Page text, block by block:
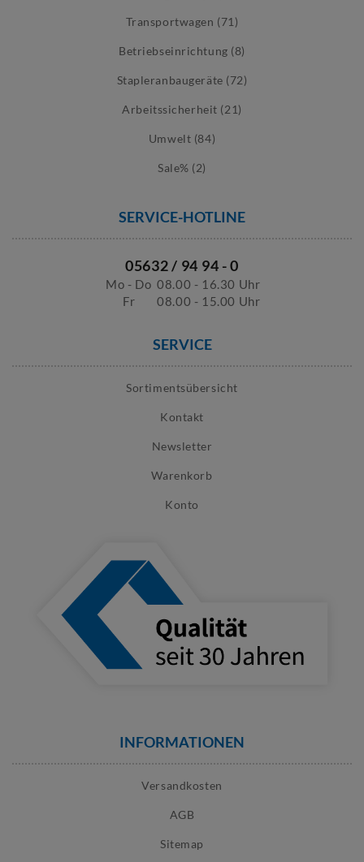
Transportwagen (71)
Betriebseinrichtung (8)
Stapleranbaugeräte (72)
Arbeitssicherheit (21)
Umwelt (84)
Sale% (2)
SERVICE-HOTLINE
05632 / 94 94 - 0
Mo - Do 08.00 - 16.30 Uhr
Fr
08.00 - 15.00 Uhr
SERVICE
Sortimentsübersicht
Kontakt
Newsletter
Warenkorb
Konto
INFORMATIONEN
Versandkosten
AGB
Sitemap